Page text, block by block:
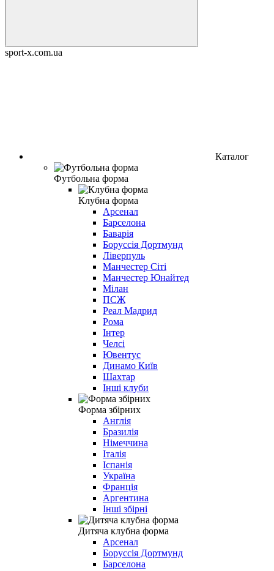
sport-x.com.ua
Каталог
Футбольна форма
Клубна форма
Арсенал
Барселонa
Баварія
Боруссія Дортмунд
Ліверпуль
Манчестер Сіті
Манчестер Юнайтед
Мілан
ПСЖ
Реал Мадрид
Рома
Інтер
Челсі
Ювентус
Динамо Київ
Шахтар
Інші клуби
Форма збірних
Англія
Бразилія
Німеччина
Італія
Іспанія
Україна
Франція
Аргентина
Інші збірні
Дитяча клубна форма
Арсенал
Борусcія Дортмунд
Барселона